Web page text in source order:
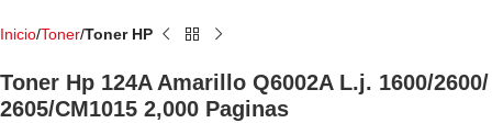
Inicio Toner Toner HP
Toner Hp 124A Amarillo Q6002A L.j. 1600/2600/
2605/CM1015 2,000 Paginas